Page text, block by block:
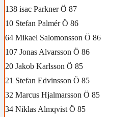
138 isac Parkner Ö 87
10 Stefan Palmér Ö 86
64 Mikael Salomonsson Ö 86
107 Jonas Alvarsson Ö 86
20 Jakob Karlsson Ö 85
21 Stefan Edvinsson Ö 85
32 Marcus Hjalmarsson Ö 85
34 Niklas Almqvist Ö 85